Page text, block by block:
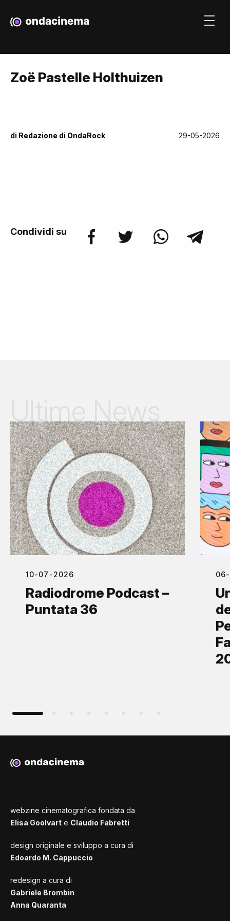
Zoë Pastelle Holthuizen
di Redazione di OndaRock 29-05-2026
Condividi su
10-07-2026
Radiodrome Podcast –
Puntata 36
webzine cinematografica fondata da
Elisa Goolvart e Claudio Fabretti
design originale e sviluppo a cura di
Edoardo M. Cappuccio
redesign a cura di
Gabriele Brombin
Anna Quaranta